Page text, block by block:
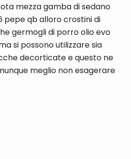
mezza gamba di sedano
pepe qb alloro crostini di
germogli di porro olio evo
si possono utilizzare sia
decorticate e questo ne
meglio non esagerare